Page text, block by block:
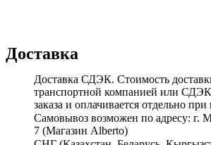
Доставка
Доставка СДЭК. Стоимость
транспортной компанией или
заказа и оплачивается отдельно
Самовывоз возможен по адресу: г.
7 (Магазин Alberto)